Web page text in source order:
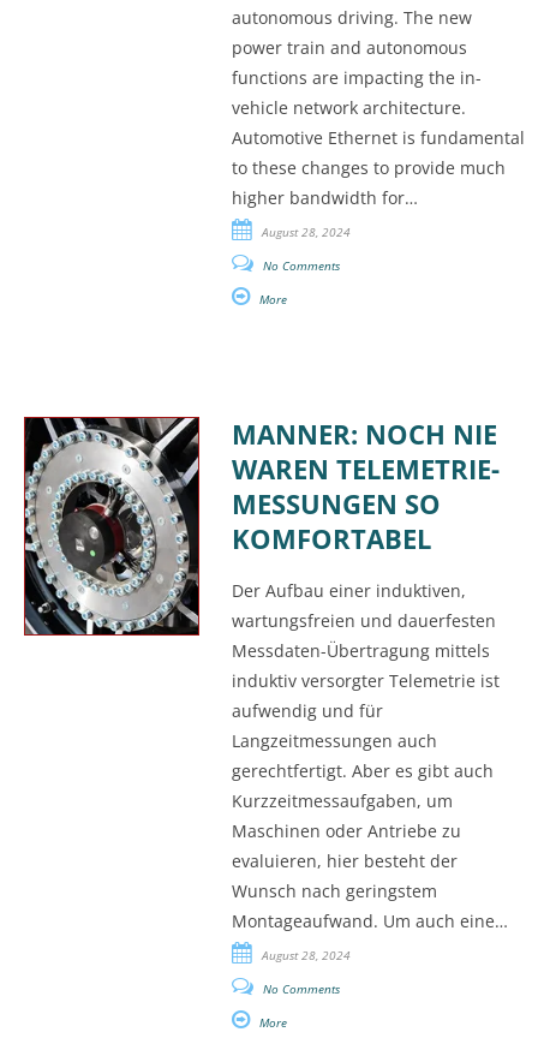
autonomous driving. The new
power train and autonomous
functions are impacting the in-
vehicle network architecture.
Automotive Ethernet is fundamental
to these changes to provide much
higher bandwidth for…
August 28, 2024
No Comments
More
MANNER: NOCH NIE
WAREN TELEMETRIE-
MESSUNGEN SO
KOMFORTABEL
Der Aufbau einer induktiven,
wartungsfreien und dauerfesten
Messdaten-Übertragung mittels
induktiv versorgter Telemetrie ist
aufwendig und für
Langzeitmessungen auch
gerechtfertigt. Aber es gibt auch
Kurzzeitmessaufgaben, um
Maschinen oder Antriebe zu
evaluieren, hier besteht der
Wunsch nach geringstem
Montageaufwand. Um auch eine…
August 28, 2024
No Comments
More